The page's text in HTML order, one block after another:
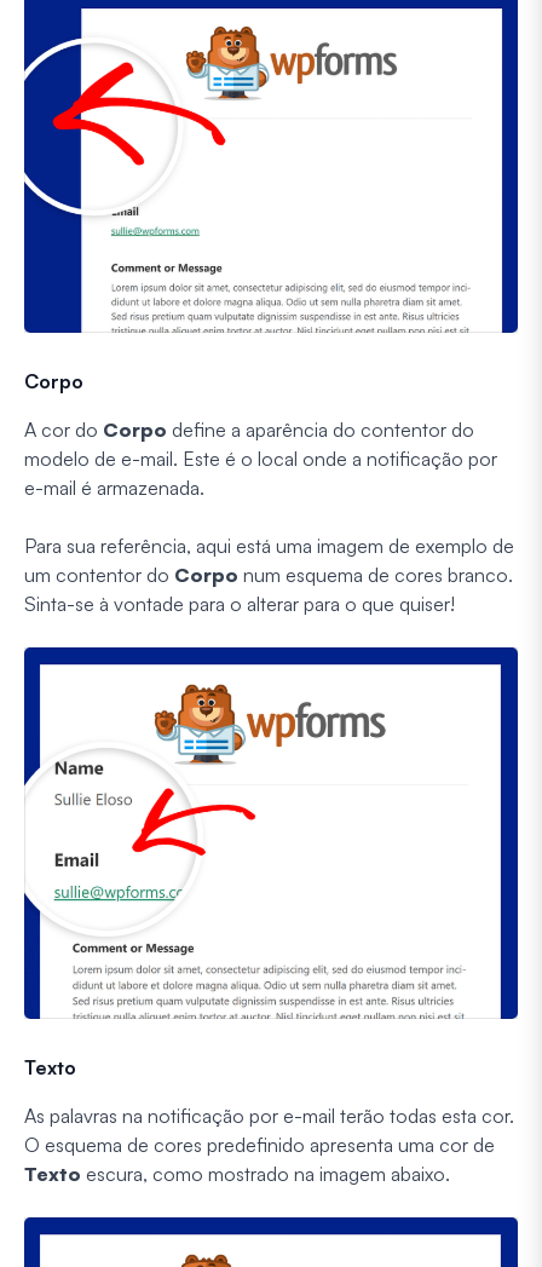
Corpo
A cor do Corpo define a aparência do contentor do
modelo de e-mail. Este é o local onde a notificação por
e-mail é armazenada.
Para sua referência, aqui está uma imagem de exemplo de
um contentor do Corpo num esquema de cores branco.
Sinta-se à vontade para o alterar para o que quiser!
Texto
As palavras na notificação por e-mail terão todas esta cor.
O esquema de cores predefinido apresenta uma cor de
Texto escura, como mostrado na imagem abaixo.